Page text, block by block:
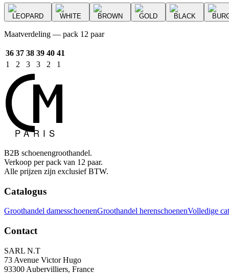
LEOPARD WHITE BROWN GOLD BLACK
Maatverdeling — pack 12 paar
36 37 38 39 40 41
1
2 3 3 2 1
B2B schoenengroothandel.
Verkoop per pack van 12 paar.
Alle prijzen zijn exclusief BTW.
Catalogus
Groothandel damesschoenenGroothandel herenschoenenVolledige
Contact
SARL N.T
73 Avenue Victor Hugo
93300 Aubervilliers, France